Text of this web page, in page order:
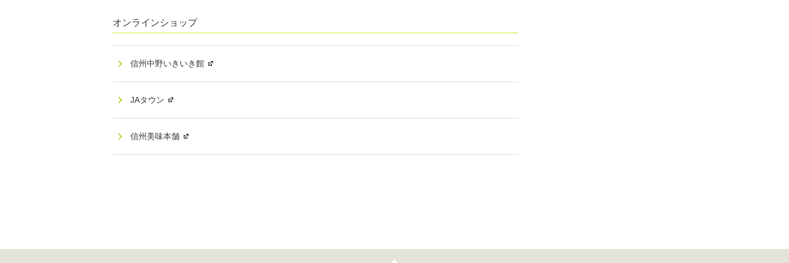
オンラインショップ
信州中野いきいき館
JAタウン
信州美味本舗